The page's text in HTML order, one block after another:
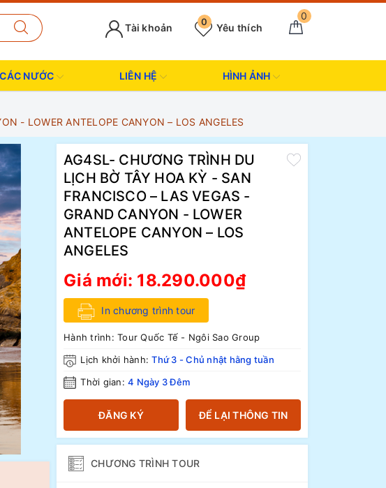
0
Yêu thích
0
Tài khoản
NƯỚC LIÊN HỆ HÌNH ẢNH
- LOWER ANTELOPE CANYON – LOS ANGELES
AG4SL- CHƯƠNG TRÌNH DU
LỊCH BỜ TÂY HOA KỲ - SAN
FRANCISCO – LAS VEGAS -
GRAND CANYON - LOWER
ANTELOPE CANYON – LOS
ANGELES
Giá mới: 18.290.000₫
In chương trình tour
Hành trình: Tour Quốc Tế - Ngôi Sao Group
Lịch khởi hành:Thứ 3 - Chủ nhật hằng tuần
Thời gian: 4 Ngày 3 Đêm
ĐĂNG KÝ ĐỂ LẠI THÔNG TIN
CHƯƠNG TRÌNH TOUR